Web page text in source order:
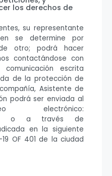
los derechos de
su representante
se determine por
otro; podrá hacer
contactándose con
escrita
de la protección de
Asistente de
podrá ser enviada al
electrónico:
o a través de
en la siguiente
19 OF 401 de la ciudad